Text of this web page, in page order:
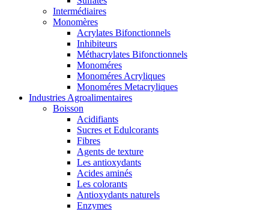
Intermédiaires
Monomères
Acrylates Bifonctionnels
Inhibiteurs
Méthacrylates Bifonctionnels
Monoméres
Monoméres Acryliques
Monoméres Metacryliques
Industries Agroalimentaires
Boisson
Acidifiants
Sucres et Edulcorants
Fibres
Agents de texture
Les antioxydants
Acides aminés
Les colorants
Antioxydants naturels
Enzymes